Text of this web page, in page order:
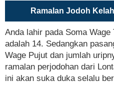
Ramalan Jodoh
Anda lahir pada Soma
adalah 14. Sedangkan
Wage Pujut dan jumlah
ramalan perjodohan dari
ini akan suka duka selalu